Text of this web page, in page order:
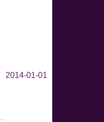
2014-01-01